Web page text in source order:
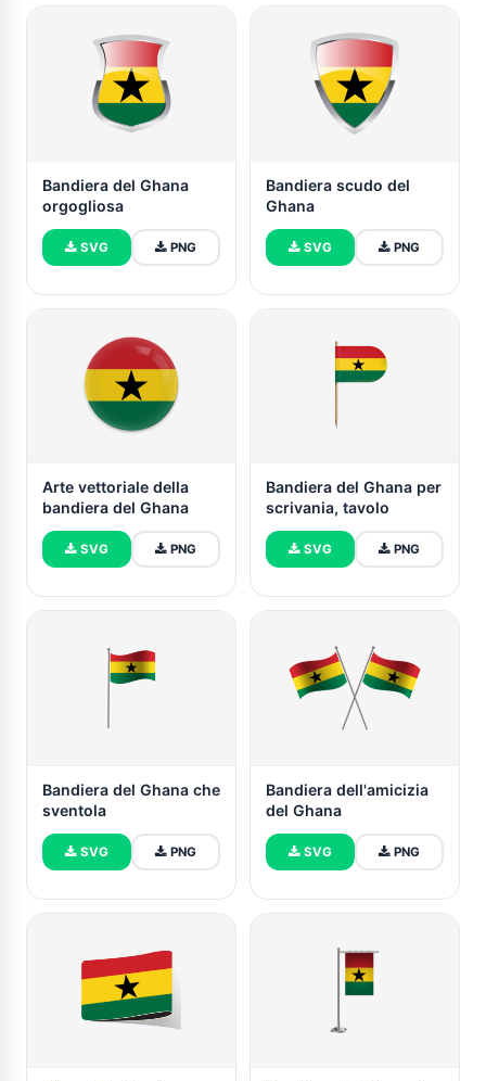
Bandiera del Ghana
orgogliosa
SVG PNG
Bandiera scudo del
Ghana
SVG PNG
Arte vettoriale della
bandiera del Ghana
SVG PNG
Bandiera del Ghana per
scrivania, tavolo
SVG PNG
Bandiera del Ghana che
sventola
SVG PNG
Bandiera dell'amicizia
del Ghana
SVG PNG